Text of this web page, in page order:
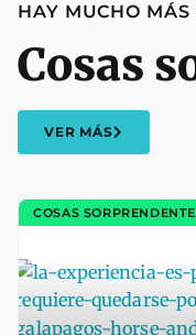
HAY MUCHO MÁS
Cosas
VER MÁS
COSAS